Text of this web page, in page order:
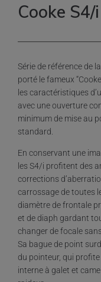
Cooke
Série de référence de
porté le fameux
les caractéristiques
avec une ouverture
minimum de mise au
standard.
En conservant une
les S4/i profitent des
corrections
carrossage de toutes
diamètre de frontale
et de diaph gardant
changer de focale
Sa bague de point
du pointeur, qui
interne à galet et